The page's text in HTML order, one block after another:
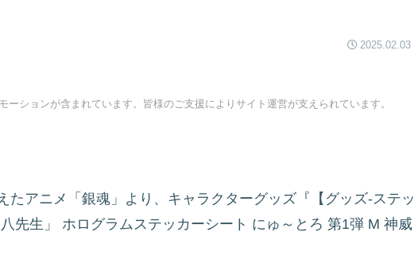
2025.02.03
ションが含まれています。皆様のご支援によりサイト運営が支えられています。
たアニメ「銀魂」より、キャラクターグッズ『【グッズ-ステッ
先生」 ホログラムステッカーシート にゅ～とろ 第1弾 M 神威